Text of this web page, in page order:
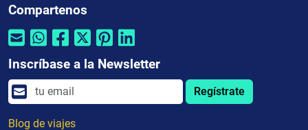
Compartenos
Inscríbase a la Newsletter
Regístrate
Blog de viajes